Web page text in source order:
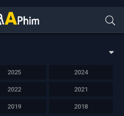
2025 2024
2022 2021
2019 2018